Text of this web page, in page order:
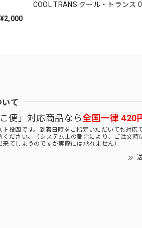
¥2,000
COOL TRANS クール・トランス
て
こ便」対応商品なら全国一律 420
ト投函です。到着日時をご指定いただいても対応
ください。（システム上の都合により、ご注文時
来てしまうのですが実際には承れません）